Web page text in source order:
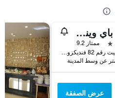
رمادا باي ويندهام إسطنبول أولد سيتي
ممتاز 9.2
شارع ميليت رقم 82 فنديكزودي, اسطنبول, تركيا
عرض الصفقة